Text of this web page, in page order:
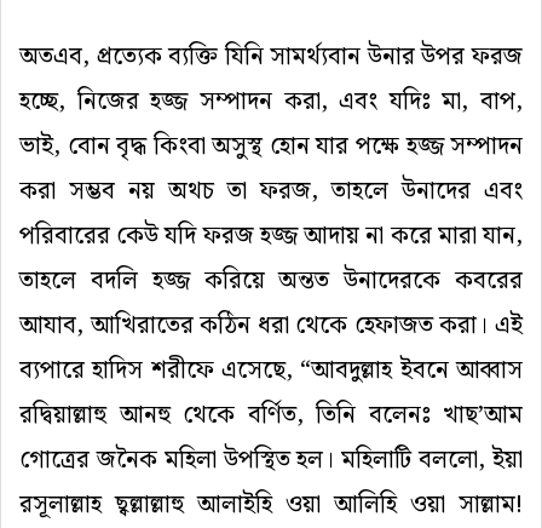
অতএব, প্রত্যেকব্যক্তিযিনিসামর্থ্যবানউনারউপরফরজ
হচ্ছে,নিজের হজ্জ সম্পাদন করা,এবং যদিঃ মা,বাপ,
ভাই, বোনবৃদ্ধকিংবাঅসুস্থ হোনযারপক্ষেহজ্জসম্পাদন
করা সম্ভব নয় অথচ তা ফরজ,তাহলে উনাদের এবং
পরিবারেরকেউযদিফরজহজ্জআদায়নাকরেমারাযান,
তাহলে বদলি হজ্জ করিয়ে অন্তত উনাদেরকে কবরের
আযাব,আখিরাতেরকঠিন ধরাথেকে হেফাজতকরা। এই
ব্যপারেহাদিস শরীফেএসেছে, “আবদুল্লাহইবনেআব্বাস
রদ্বিয়াল্লাহু আনহু থেকে বর্ণিত,তিনি বলেনঃ খাছ’আম
গোত্রেরজনৈকমহিলাউপস্থিতহল। মহিলাটিবললো,ইয়া
রসূলাল্লাহ ছ্বল্লাল্লাহু আলাইহি ওয়া আলিহি ওয়া সাল্লাম!